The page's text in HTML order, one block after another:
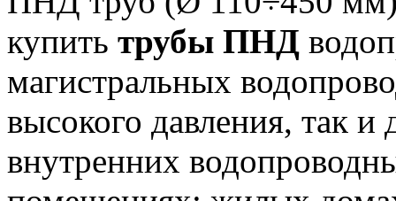
купить трубы ПНД
магистральных
высокого давления, так
внутренних